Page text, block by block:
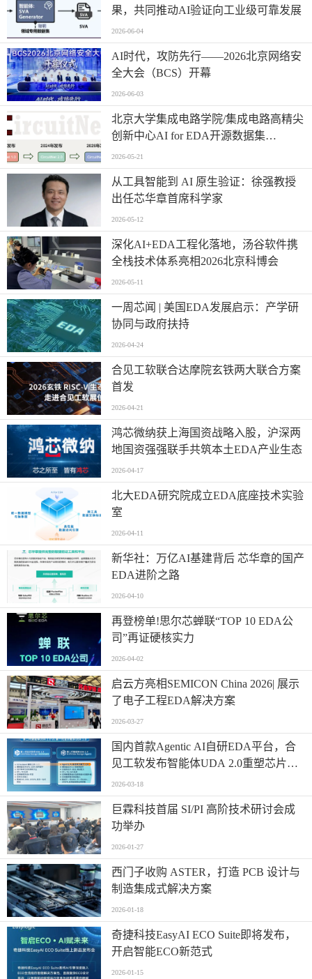
果，共同推动AI验证向工业级可靠发展
2026-06-04
AI时代，攻防先行——2026北京网络安
全大会（BCS）开幕
2026-06-03
北京大学集成电路学院/集成电路高精尖
创新中心AI for EDA开源数据集
CircuitNet升级3.0版本
2026-05-21
从工具智能到 AI 原生验证：徐强教授
出任芯华章首席科学家
2026-05-12
深化AI+EDA工程化落地，汤谷软件携
全栈技术体系亮相2026北京科博会
2026-05-11
一周芯闻 | 美国EDA发展启示：产学研
协同与政府扶持
2026-04-24
合见工软联合达摩院玄铁两大联合方案
首发
2026-04-21
鸿芯微纳获上海国资战略入股，沪深两
地国资强强联手共筑本土EDA产业生态
2026-04-17
北大EDA研究院成立EDA底座技术实验
室
2026-04-11
新华社：万亿AI基建背后 芯华章的国产
EDA进阶之路
2026-04-10
再登榜单!思尔芯蝉联“TOP 10 EDA公
司”再证硬核实力
2026-04-02
启云方亮相SEMICON China 2026| 展示
了电子工程EDA解决方案
2026-03-27
国内首款Agentic AI自研EDA平台，合
见工软发布智能体UDA 2.0重塑芯片设
计范式
2026-03-18
巨霖科技首届 SI/PI 高阶技术研讨会成
功举办
2026-01-27
西门子收购 ASTER，打造 PCB 设计与
制造集成式解决方案
2026-01-18
奇捷科技EasyAI ECO Suite即将发布，
开启智能ECO新范式
2026-01-15